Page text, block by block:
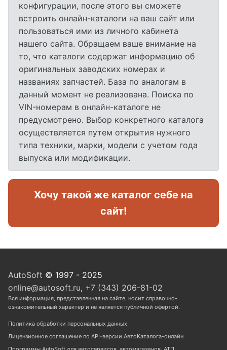
конфигурации, после этого вы сможете
встроить онлайн-каталоги на ваш сайт или
пользоваться ими из личного кабинета
нашего сайта. Обращаем ваше внимание на
то, что каталоги содержат информацию об
оригинальных заводских номерах и
названиях запчастей. База по аналогам в
данный момент не реализована. Поиска по
VIN-номерам в онлайн-каталоге не
предусмотрено. Выбор конкретного каталога
осуществляется путем открытия нужного
типа техники, марки, модели с учетом года
выпуска или модификации.
Хочу такой же каталог себе на
сайт!
AutoSoft © 1997 - 2025
online@autosoft.ru, +7 (343) 206-81-02
Вся информация, представленная на сайте, носит справочно-
ознакомительный характер и не является публичной офертой.
Политика обработки персональных данных
Лицензионное соглашение по API-версии АвтоКаталога-онлайн